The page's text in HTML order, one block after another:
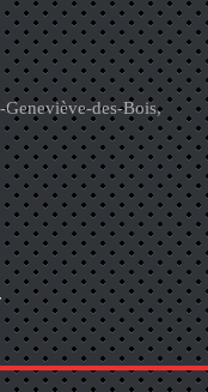
Geneviève-des-Bois,